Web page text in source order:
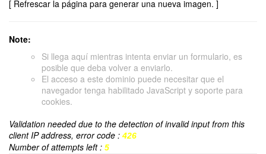
[ Refrescar la página para generar una nueva imagen. ]
Note:
Si llega aquí mientras intenta enviar un formulario, es
posible que deba volver a enviarlo.
El acceso a este dominio puede necesitar que el
navegador tenga habilitado JavaScript y soporte para
cookies.
Validation needed due to the detection of invalid input from this
client IP address, error code : 426
Number of attempts left : 5